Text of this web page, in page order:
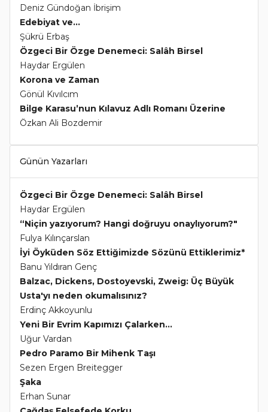
Deniz Gündoğan İbrişim
Edebiyat ve...
Şükrü Erbaş
Özgeci Bir Özge Denemeci: Salâh Birsel
Haydar Ergülen
Korona ve Zaman
Gönül Kıvılcım
Bilge Karasu’nun Kılavuz Adlı Romanı Üzerine
Özkan Ali Bozdemir
Günün Yazarları
Özgeci Bir Özge Denemeci: Salâh Birsel
Haydar Ergülen
“Niçin yazıyorum? Hangi doğruyu onaylıyorum?"
Fulya Kılınçarslan
İyi Öyküden Söz Ettiğimizde Sözünü Ettiklerimiz*
Banu Yıldıran Genç
Balzac, Dickens, Dostoyevski, Zweig: Üç Büyük
Usta'yı neden okumalısınız?
Erdinç Akkoyunlu
Yeni Bir Evrim Kapımızı Çalarken...
Uğur Vardan
Pedro Paramo Bir Mihenk Taşı
Sezen Ergen Breitegger
Şaka
Erhan Sunar